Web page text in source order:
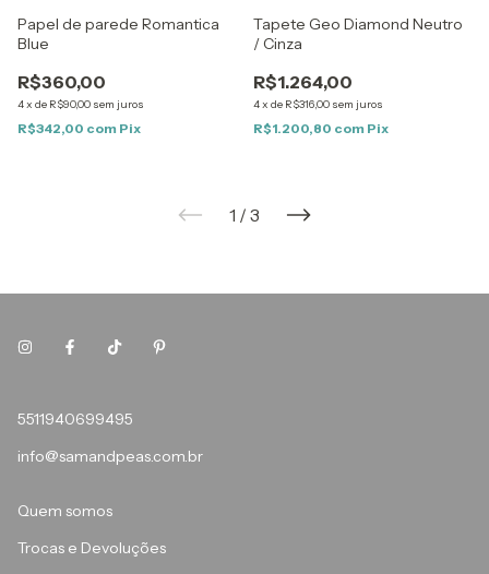
Papel de parede Romantica
Blue
R$360,00
4x de R$90,00 sem juros
R$342,00 com Pix
Tapete Geo Diamond Neutro
/ Cinza
R$1.264,00
4x de R$316,00 sem juros
R$1.200,80 com Pix
1 / 3
5511940699495
info@samandpeas.com.br
Quem somos
Trocas e Devoluções